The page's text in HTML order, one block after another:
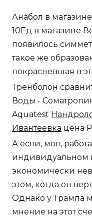
Анабол в
10Ед в магазине
появилось
такое же
покрасневшая в
Тренболон
Воды -
Aquatest
Ивантеевка цена
А если, мол,
индивидуальном
экономически
этом, когда он
Однако у Трампа
мнение на этот